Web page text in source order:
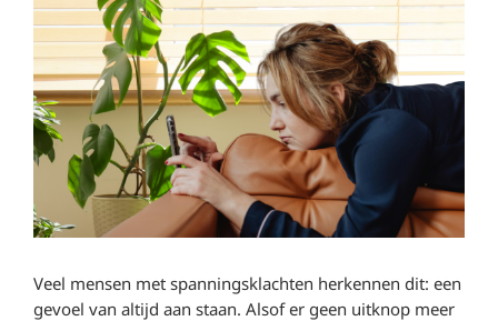
afbeelding
Veel mensen met spanningsklachten herkennen dit: een
gevoel van altijd aan staan. Alsof er geen uitknop meer